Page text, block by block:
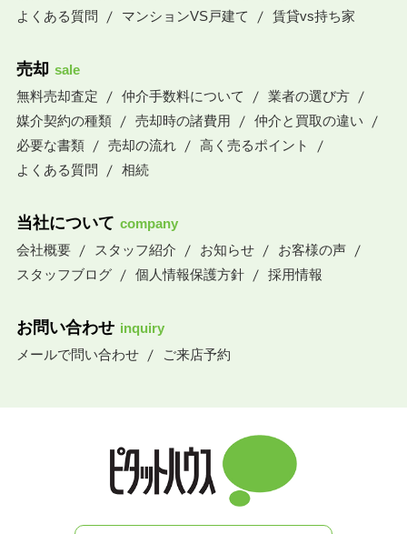
よくある質問
マンションVS戸建て 賃貸vs持ち家
売却 sale
無料売却査定
仲介手数料について
業者の選び方
媒介契約の種類
売却時の諸費用
仲介と買取の違い
必要な書類
売却の流れ
高く売るポイント
よくある質問
相続
当社について company
会社概要
スタッフ紹介 お知らせ
お客様の声
スタッフブログ
個人情報保護方針 採用情報
お問い合わせ inquiry
メールで問い合わせ
ご来店予約